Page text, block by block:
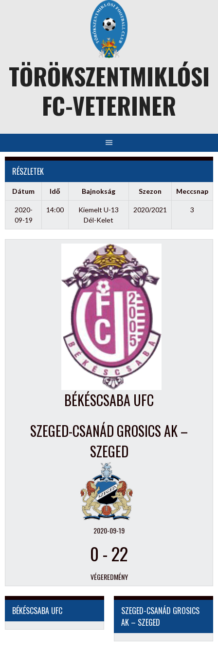
TÖRÖKSZENTMIKLÓSI
FC-VETERINER
RÉSZLETEK
Dátum Idő Bajnokság Szezon Meccsnap
2020-
09-19
14:00
Kiemelt U-13
Dél-Kelet
2020/2021 3
BÉKÉSCSABA UFC
SZEGED-CSANÁD GROSICS AK –
SZEGED
2020-09-19
0 -22
VÉGEREDMÉNY
BÉKÉSCSABA UFC
SZEGED-CSANÁD GROSICS
AK – SZEGED